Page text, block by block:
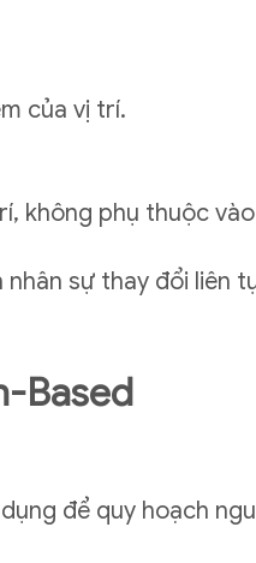
của vị trí.
không phụ thuộc
sự thay đổi liên
Based
để quy hoạch